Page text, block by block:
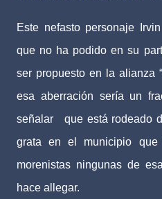
Este nefasto personaje
que no ha podido en su
ser propuesto en la alianza
esa aberración sería un
señalar que está rodeado
grata en el municipio
morenistas ningunas de
hace allegar.